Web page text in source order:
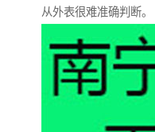
从外表很难准确判断。